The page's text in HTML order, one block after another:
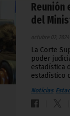
Reunión
del
octubre 02, 2024
La Corte
poder
estadística
estadístico
Noticias